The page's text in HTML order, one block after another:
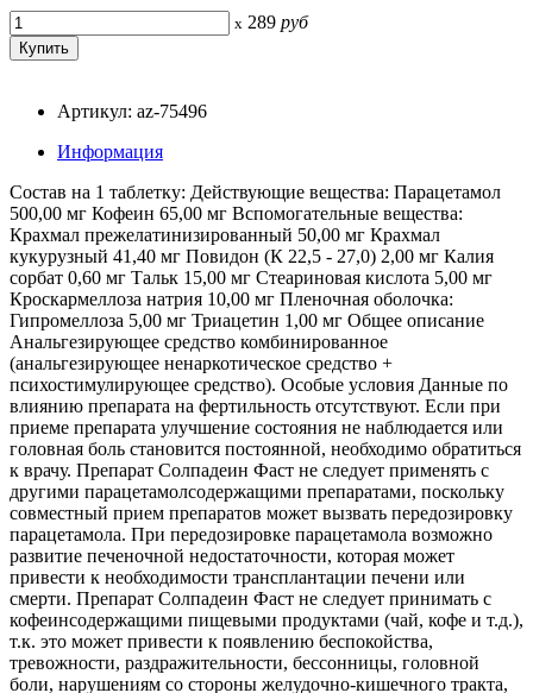
x 289 руб
Артикул: az-75496
Информация
Состав на 1 таблетку: Действующие вещества: Парацетамол 500,00 мг Кофеин 65,00 мг Вспомогательные вещества: Крахмал прежелатинизированный 50,00 мг Крахмал кукурузный 41,40 мг Повидон (К 22,5 - 27,0) 2,00 мг Калия сорбат 0,60 мг Тальк 15,00 мг Стеариновая кислота 5,00 мг Кроскармеллоза натрия 10,00 мг Пленочная оболочка: Гипромеллоза 5,00 мг Триацетин 1,00 мг Общее описание Анальгезирующее средство комбинированное (анальгезирующее ненаркотическое средство + психостимулирующее средство). Особые условия Данные по влиянию препарата на фертильность отсутствуют. Если при приеме препарата улучшение состояния не наблюдается или головная боль становится постоянной, необходимо обратиться к врачу. Препарат Солпадеин Фаст не следует применять с другими парацетамолсодержащими препаратами, поскольку совместный прием препаратов может вызвать передозировку парацетамола. При передозировке парацетамола возможно развитие печеночной недостаточности, которая может привести к необходимости трансплантации печени или смерти. Препарат Солпадеин Фаст не следует принимать с кофеинсодержащими пищевыми продуктами (чай, кофе и т.д.), т.к. это может привести к появлению беспокойства, тревожности, раздражительности, бессонницы, головной боли, нарушениям со стороны желудочно-кишечного тракта, тахикардии, сердечной аритмии. Пациенты с дефицитом глутатиона вследствие расстройства пищевого поведения, диетического фиброза, ВИЧ-инфекции, голодания, истощения, подвержены передозировке, поэтому необходимо соблюдать меры предосторожности и перед приемом препарата рекомендуется проконсультироваться с врачом. Зарегистрированы случаи развития печеночной недостаточности / нарушений функции печени при небольшой передозировки парацетамола (5 г и более) у пациентов с низким уровнем глутатиона, в частности, у крайне истощенных пациентов, страдающих анорексией, хроническим алкоголизмом или пациентов с низким индексом массы тела Применение препарата Солпадеин Фаст пациентами с низким уровнем глутатиона, например, при сепсисе, может повышать риск развития метаболического ацидоза, сопровождающегося симптомами учащенного, затрудненного дыхания (чувство нехватки воздуха, одышка), тошнотой, рвотой, потерей аппетита. При одновременном проявлении этих симптомов следует немедленно обратиться к врачу. ВО ИЗБЕЖАНИЕ ТОКСИЧЕСКОГО ПОРАЖЕНИЯ ПЕЧЕНИ ПАРАЦЕТАМОЛ НЕ СЛЕДУЕТ СОЧЕТАТЬ С ПРИЕМОМ АЛКОГОЛЬНЫХ НАПИТКОВ, А ТАКЖЕ ПРИНИМАТЬ ЛИЦАМ, СКЛОННЫМ К ХРОНИЧЕСКОМУ ПОТРЕБЛЕНИЮ АЛКОГОЛЯ. Сопутствующие заболевания печени повышают риск дальнейшего повреждения печени при приеме препарата Солпадеин Фаст. При приеме препарата у пациентов с неалкогольным циррозом печени есть высокий риск передозировки. У больных, страдающих атопической бронхиальной астмой, поллинозами, имеется повышенный риск развития аллергических реакций. При проведении анализов на определение мочевой кислоты и содержания глюкозы в крови следует сообщить врачу о приеме препарата. Препарат может изменить результаты анализов допинг - контроля спортсменов. ВЛИЯНИЕ НА СПОСОБНОСТЬ УПРАВЛЯТЬ ТРАНСПОРТНЫМИ СРЕДСТВАМИ, МЕХАНИЗМАМИ Влияние препарата на способность управлять автомобилем и механизмами маловероятно. Лекарственное взаимодействие Если пациент уже принимает другие лекарственные препараты, до начала приема препарата Солпадеин Фаст следует обратиться за консультацией к врачу. При регулярном приеме в течение длительного времени препарат усиливает действие непрямых антикоагулянтов (варфарин и прочие кумарины), что увеличивает риск кровотечений. Эпизодический прием разовой дозы препарата не оказывает значимого влияния на действие непрямых антикоагулянтов. Усиливает действие ингибиторов МАО. Барбитураты, карбамазепин, фенитоин, дифенин, примидон и другие противосудорожные средства, этанол, рифампицин, зидовудин, флумецинол, фенилбутазон, бутадион, препараты зверобоя продырявленного и другие индукторы микросомального окисления увеличивают продукцию гидроксилированных активных метаболитов, обуславливая возможность развития тяжелого поражения печени при небольших передозировках парацетамола (5 г и более). Ингибиторы микросомальных ферментов печени (циметидин) снижают риск гепатотокси-ческого действия. Под действием парацетамола время выведения левомицетина (хлорамфеникола) увеличивается в 5 раз, вследствие чего возрастает риск отравления левомицетином (хлорамфени-колом). Метоклопрамид и домперидон увеличивают, а колестирамин снижает скорость всасывания парацетамола. Препарат может снижать эффективность урикозурических препаратов. Длительное совместное применение парацетамола и других НПВП повышает риск развития анальгетической нефропатии и почечного папиллярного некроза, наступления терминальной стадии почечной недостаточности. Одновременное длительное назначение парацетамола в высоких дозах и салицилатов повышает риск развития рака почек или мочевого пузыря. Совместное введение флуклоксациллина с парацетамолом может привести к метаболическому ацидозу, особенно у пациентов с факторами риска истощения глутатиона, такими как сепсис, неполноценное питание или хронический алкоголизм. Одновременный прием препарата парацетамола и алкогольных напитков повышает риск развития поражения печени и острого панкреатита. Кофеин ускоряет всасывание эрготамина. Не следует принимать препарат одновременно с кофеинсодержащими продуктами. Фармакодинамика Препарат Солпадеин Фаст оказывает обезболивающее и жаропонижающее действие. Препарат содержит комбинацию двух активных ингредиентов: парацетамола и кофеина. Фармакодинамика Парацетамол Парацетамол блокирует циклооксигеназу (ЦОГ) в клетках ЦНС, воздействуя на центры боли и терморегуляции (в воспаленных тканях клеточные пероксидазы нейтрализуют влияние парацетамола на ЦОГ), что объясняет практически полное отсутствие противовоспалительного эффекта. Отсутствие влияния на синтез простагландинов в периферических тканях обуславливает отсутствие у него отрицательного влияния на водно-солевой обмен (задержка натрия и воды) и слизистую желудочно-кишечного тракта. Кофеин Стимулирует психомоторные центры головного мозга, оказывает аналептическое действие, усиливает эффект анальгетиков, устраняет сонливость и чувство усталости, повышает физическую и умственную работоспособность. Фармокинетика Всасывание и распределение Парацетамол быстро и практически полностью всасывается из желудочно-кишечного тракта. Распределение в жидкостях организма относительно равномерное. При терапевти­.,ческих концентрациях связывание парацетамола с белками плазмы крови минимально. Кофеин полностью и быстро всасывается из желудочно-кишечного тракта и распределя­.,ется по всему организму. Метаболизм Парацетамол метаболизируется в печени и выводится почками в виде глюкуронидных и сульфатных метаболитов - меньше, чем на 5 % выводится в виде неизменного парацетамо­.,ла. Кофеин почти полностью метаболизируется в печени путем окисления и деметилирования в виде метаболитов, которые выводятся почками. Выведение Средний период полувыведения парацетамола при приеме терапевтической дозы состав­.,ляет около 2 - 3 ч. Средний период полувыведения кофеина при приеме терапевтической дозы составляет около 4 - 9 ч. Показания Препарат Солпадеин Фаст применяют у взрослых и детей старше 12 лет в качестве: - обезболивающего средства (при болевом синдроме слабой и умеренной интенсивности) при: - зубной боли, в том числе при удалении зубов и после проведения стоматологических вмешательств., - головной боли и мигрени., - боли в горле., - боли в мышцах и суставах., - боли, обусловленной остеоартритом., - болях в пояснице., - невралгии., - болезненных менструациях (дисменорее). - в качестве симптоматического лечения для снижения повышенной температуры тела при: - острых респираторных и острых респираторных вирусных заболеваниях, в том числе гриппе., - после проведения вакцинации. Противопоказания - Повышенная чувствительность к парацетамолу, кофеину или любому другому компоненту препарата., - Нарушения функции печени и почек тяжелой степени., - Артериальная гипертензия., - Глаукома, нарушения сна., - Детский возраст до 12 лет., - Беременность и лактация., - Эпилепсия., - Одновременное применение с другими лекарственными препаратами, содержащими парацетамол. С ОСТОРОЖНОСТЬЮ - Доброкачественные гипербилирубинемии (в т.ч. синдром Жильбера). - Вирусный гепатит. - Алкогольная болезнь печени. - Хронический алкоголизм. - Дефицит глюкозо-6-фосфат дегидрогеназы. - Нарушения функции печени и почек легкой и средней степени тяжести. При ншгичии какого-либо из перечисленных заболеваний / состояний / факторов риска перед приемом препарата необходимо проконсультироваться с врачом. ПРИМЕНЕНИЕ ПРИ БЕРЕМЕННОСТИ И В ПЕРИОД ГРУДНОГО ВСКАРМЛИВАНИЯ Беременность В исследованиях на животных и людях не было выявлено какого-либо риска применения парацетамола во время беременности или негативного воздействия на внутриутробное развитие плода, однако применение кофеина может увеличивать риск самопроизвольного аборта или рождения ребенка с низкой массой тела, поэтому препарат Солпадеин Фаст не рекомендуется применять во время беременности. Период грудного вскармливания Парацетамол проникает через плацентарный барьер и в грудное молоко. В исследованиях на людях не было выявлено какого-либо отрицательного воздействия на организм ребенка при грудном вскармливании. Кофеин проникает в грудное молоко и может оказывать стимулирующее действие на ребенка, находящегося на грудном вскармливании, поэтому препарат Солпадеин Фаст не рекомендуется применять в период лактации. Передозировка Симптомы (обусловлены парацетамолом) При передозировке парацетамола возможно развитие печеночной недостаточности, которая может привести к необходимости трансплантации печени или смерти. Гепатотоксический эффект у взрослых проявляется при приеме парацетамола в количестве 10 г и более. При наличии факторов, оказывающих влияние на токсичность парацетамола для печени (см. разделы Взаимодействие с другими лекарственными средствами, Особые указания), поражение печени может возникать после приема парацетамола в колич